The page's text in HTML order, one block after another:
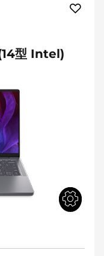
型 Intel)